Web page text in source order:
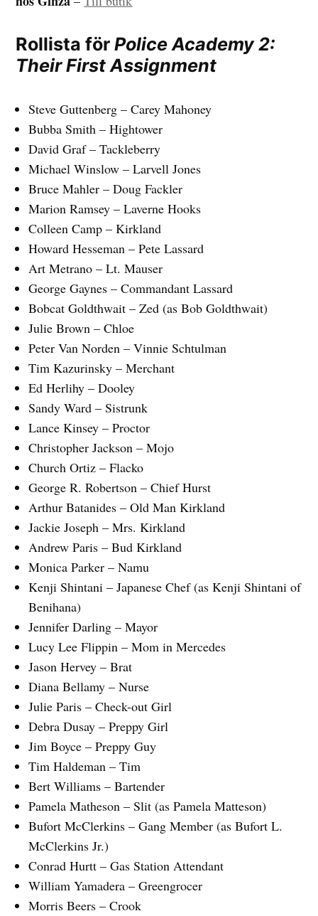
Rollista förPolice Academy 2:
Their First Assignment
Steve Guttenberg – Carey Mahoney
Bubba Smith – Hightower
David Graf – Tackleberry
Michael Winslow – Larvell Jones
Bruce Mahler – Doug Fackler
Marion Ramsey – Laverne Hooks
Colleen Camp – Kirkland
Howard Hesseman – Pete Lassard
Art Metrano – Lt. Mauser
George Gaynes – Commandant Lassard
Bobcat Goldthwait – Zed (as Bob Goldthwait)
Julie Brown – Chloe
Peter Van Norden – Vinnie Schtulman
Tim Kazurinsky – Merchant
Ed Herlihy – Dooley
Sandy Ward – Sistrunk
Lance Kinsey – Proctor
Christopher Jackson – Mojo
Church Ortiz – Flacko
George R. Robertson – Chief Hurst
Arthur Batanides – Old Man Kirkland
Jackie Joseph – Mrs. Kirkland
Andrew Paris – Bud Kirkland
Monica Parker – Namu
Kenji Shintani – Japanese Chef (as Kenji Shintani of
Benihana)
Jennifer Darling – Mayor
Lucy Lee Flippin – Mom in Mercedes
Jason Hervey – Brat
Diana Bellamy – Nurse
Julie Paris – Check-out Girl
Debra Dusay – Preppy Girl
Jim Boyce – Preppy Guy
Tim Haldeman – Tim
Bert Williams – Bartender
Pamela Matheson – Slit (as Pamela Matteson)
Bufort McClerkins – Gang Member (as Bufort L.
McClerkins Jr.)
Conrad Hurtt – Gas Station Attendant
William Yamadera – Greengrocer
Morris Beers – Crook